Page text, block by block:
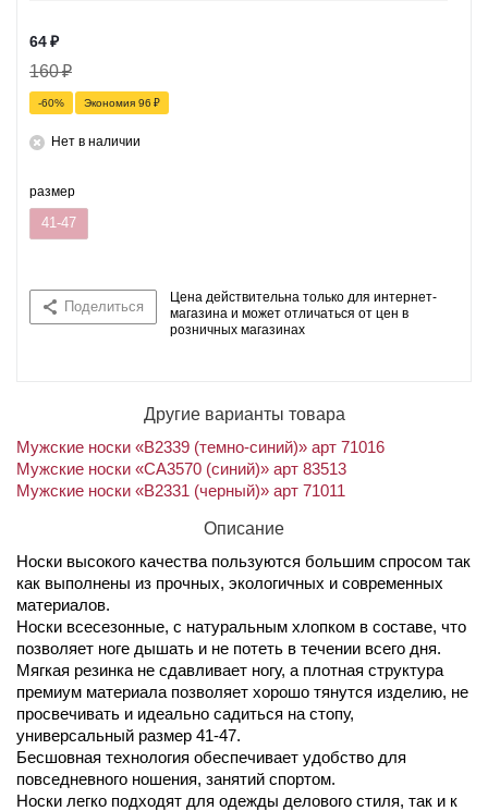
64₽
160₽
-60% Экономия 96 ₽
Нет в наличии
размер
41-47
Поделиться
Цена действительна только для интернет-
магазина и может отличаться от цен в
розничных магазинах
Другие варианты товара
Мужские носки «В2339 (темно-синий)» арт 71016
Мужские носки «СА3570 (синий)» арт 83513
Мужские носки «В2331 (черный)» арт 71011
Описание
Носки высокого качества пользуются большим спросом так
как выполнены из прочных, экологичных и современных
материалов.
Носки всесезонные, с натуральным хлопком в составе, что
позволяет ноге дышать и не потеть в течении всего дня.
Мягкая резинка не сдавливает ногу, а плотная структура
премиум материала позволяет хорошо тянутся изделию, не
просвечивать и идеально садиться на стопу,
универсальный размер 41-47.
Бесшовная технология обеспечивает удобство для
повседневного ношения, занятий спортом.
Носки легко подходят для одежды делового стиля, так и к